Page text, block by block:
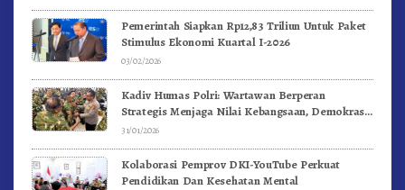
Pemerintah Siapkan Rp12,83 Triliun Untuk Paket
Stimulus Ekonomi Kuartal I-2026
03/02/2026
Kadiv Humas Polri: Wartawan Berperan
Strategis Menjaga Nilai Kebangsaan, Demokrasi,
dan NKRI
31/01/2026
Kolaborasi Pemprov DKI-YouTube Perkuat
Pendidikan Dan Kesehatan Mental